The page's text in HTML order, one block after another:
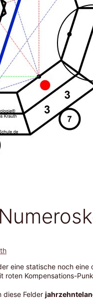
eine statische noch
roten Kompensations-
diese Felder